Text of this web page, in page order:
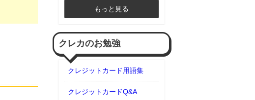
もっと見る
クレカのお勉強
クレジットカード用語集
クレジットカードQ&A